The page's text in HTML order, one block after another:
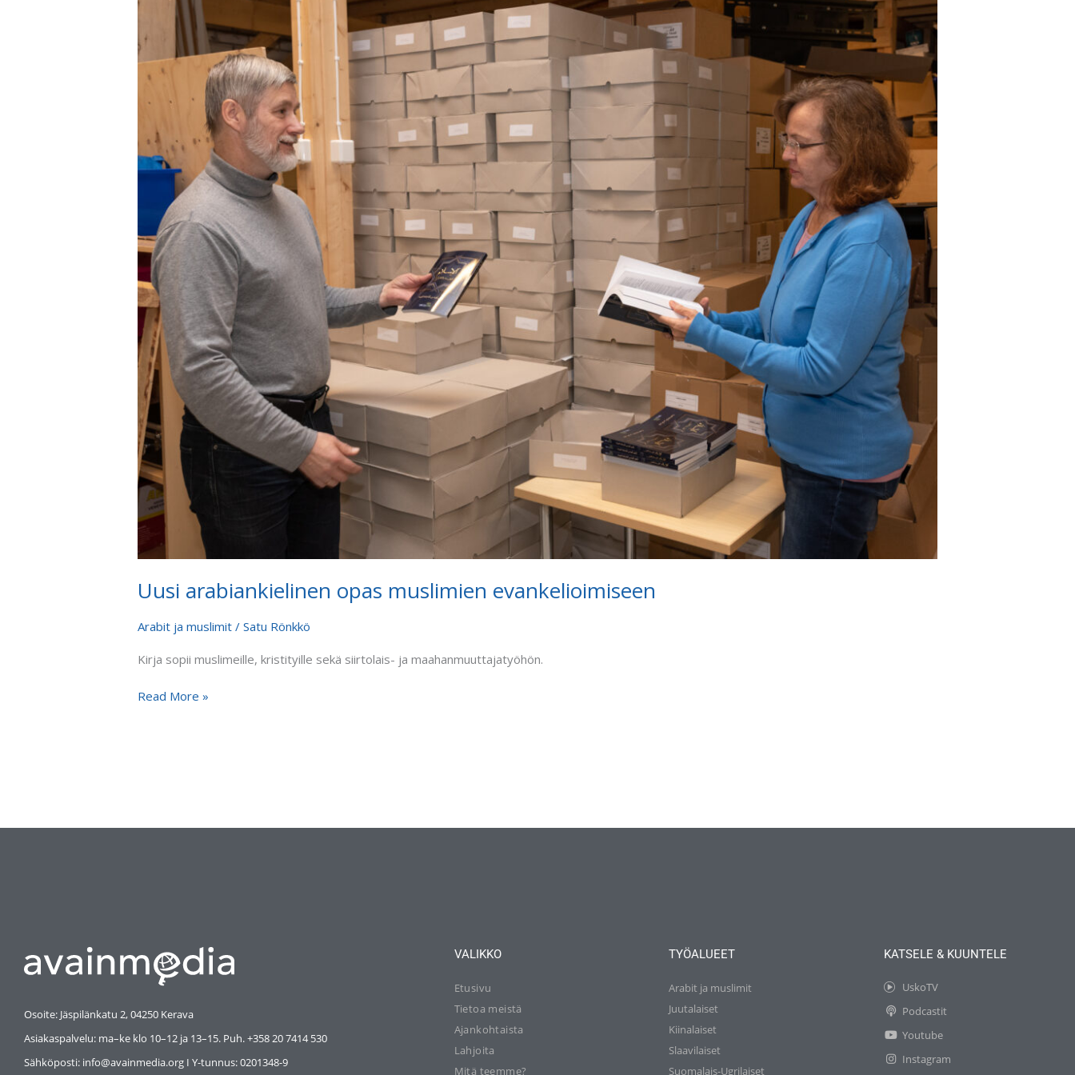
Uusi arabiankielinen opas muslimien evankelioimiseen
Arabit ja muslimit /Satu Rönkkö
Kirja sopii muslimeille, kristityille sekä siirtolais- ja maahanmuuttajatyöhön.
arabiankielinen
muslimien
evankelioimiseen
Read More »
Osoite: Jäspilänkatu 2, 04250 Kerava
Asiakaspalvelu: ma–ke klo 10–12 ja 13–15. Puh. +358 20 7414 530
Sähköposti: info@avainmedia.org I Y-tunnus:0201348-9
VALIKKO
Etusivu
Tietoa meistä
Ajankohtaista
Lahjoita
Mitä teemme?
TYÖALUEET
Arabit ja muslimit
Juutalaiset
Kiinalaiset
Slaavilaiset
Suomalais-Ugrilaiset
KATSELE & KUUNTELE
UskoTV
Podcastit
Youtube
Instagram